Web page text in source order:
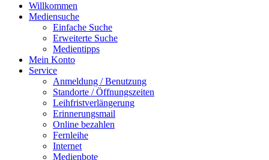
Willkommen
Mediensuche
Einfache Suche
Erweiterte Suche
Medientipps
Mein Konto
Service
Anmeldung / Benutzung
Standorte / Öffnungszeiten
Leihfristverlängerung
Erinnerungsmail
Online bezahlen
Fernleihe
Internet
Medienbote